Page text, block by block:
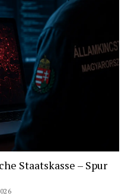
Staatskasse – Spur